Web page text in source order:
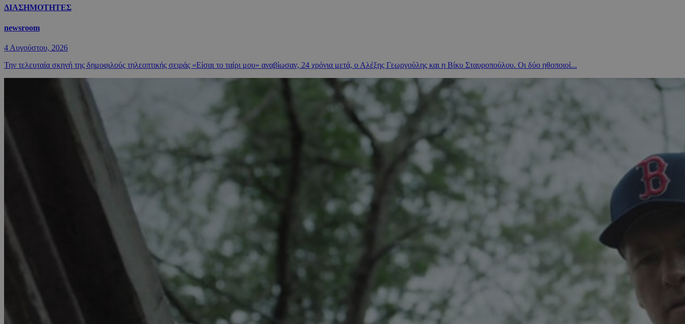
ΔΙΑΣΗΜΟΤΗΤΕΣ
newsroom
4 Αυγούστου, 2026
Την τελευταία σκηνή της δημοφιλούς τηλεοπτικής σειράς «Είσαι το ταίρι μου» αναβίωσαν, 24 χρόνια μετά, ο Αλέξης Γεωργούλης και η Βίκυ Σταυροπούλου. Οι δύο ηθοποιοί...